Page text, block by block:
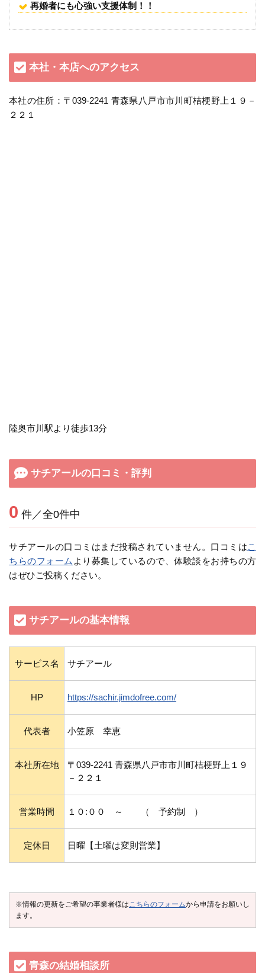
再婚者にも心強い支援体制！！
本社・本店へのアクセス
本社の住所：〒039-2241 青森県八戸市市川町桔梗野上１９－
２２１
陸奥市川駅より徒歩13分
サチアールの口コミ・評判
0 件／全0件中
サチアールの口コミはまだ投稿されていません。口コミはこ
ちらのフォーム より募集しているので、体験談をお持ちの方
はぜひご投稿ください。
サチアールの基本情報
サービス名 サチアール
HP https://sachir.jimdofree.com/
代表者 小笠原 幸恵
本社所在地
〒039-2241 青森県八戸市市川町桔梗野上１９
－２２１
営業時間 １０:００ ～ （ 予約制 ）
定休日 日曜【土曜は変則営業】
※情報の更新をご希望の事業者様はこちらのフォームから申請をお願いし
ます。
青森の結婚相談所